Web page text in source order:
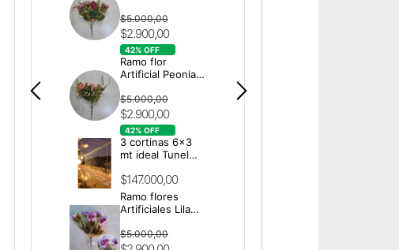
1611
$2.900,00
$5.000,00
42% OFF
Ramo flor
Artificial Peonias
$2.900,00
$5.000,00
42% OFF
3 cortinas 6x3
mt ideal Tunel
$147.000,00
Ramo flores
Artificiales Lila
$5.000,00